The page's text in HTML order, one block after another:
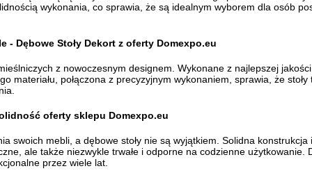
wykonania, co sprawia, że są idealnym wyborem dla osób
- Dębowe Stoły Dekort z oferty Domexpo.eu
z nowoczesnym designem. Wykonane z najlepszej
materiału, połączona z precyzyjnym wykonaniem, sprawia, że
oferty sklepu Domexpo.eu
swoich mebli, a dębowe stoły nie są wyjątkiem. Solidna
ale także niezwykle trwałe i odporne na codzienne użytkowanie.
przez wiele lat.